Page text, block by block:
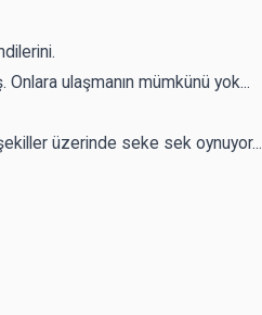
ulaşmanın mümkünü yok...
üzerinde seke sek oynuyor...